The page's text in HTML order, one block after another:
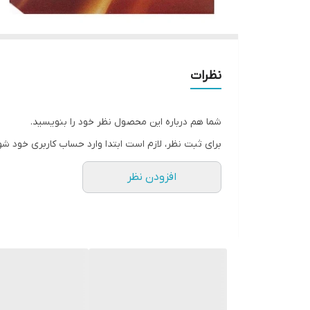
نظرات
شما هم درباره این محصول نظر خود را بنویسید.
برای ثبت نظر، لازم است ابتدا وارد حساب کاربری خود
افزودن نظر